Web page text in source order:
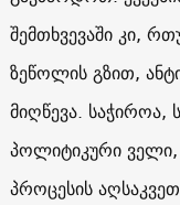
შემთხვევაში კი,
ზეწოლის გზით,
მიღწევა. საჭიროა,
პოლიტიკური ველი,
პროცესის